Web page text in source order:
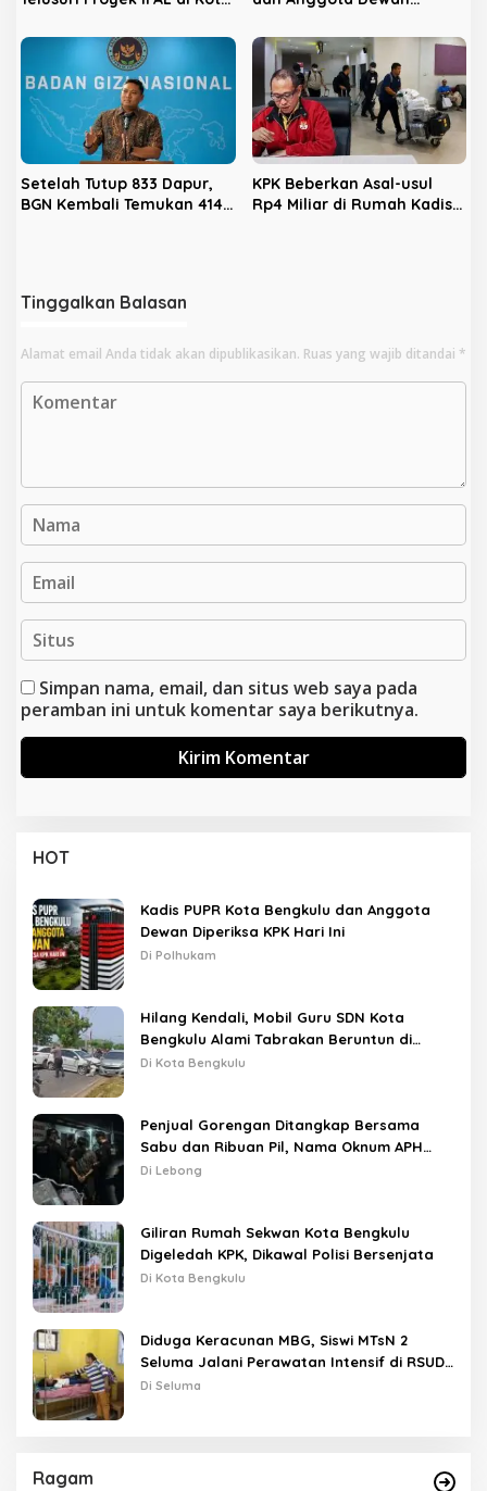
Setelah Tutup 833 Dapur,
BGN Kembali Temukan 414
KPK Beberkan Asal-usul
Rp4 Miliar di Rumah Kadis
Tinggalkan Balasan
Alamat email Anda tidak akan dipublikasikan. Ruas yang wajib ditandai *
Simpan nama, email, dan situs web saya pada
peramban ini untuk komentar saya berikutnya.
HOT
Kadis PUPR Kota Bengkulu dan Anggota
Dewan Diperiksa KPK Hari Ini
Di Polhukam
Hilang Kendali, Mobil Guru SDN Kota
Bengkulu Alami Tabrakan Beruntun di
Lampu Merah
Di Kota Bengkulu
Penjual Gorengan Ditangkap Bersama
Sabu dan Ribuan Pil, Nama Oknum APH
Disebut Saat Interogasi
Di Lebong
Giliran Rumah Sekwan Kota Bengkulu
Digeledah KPK, Dikawal Polisi Bersenjata
Di Kota Bengkulu
Diduga Keracunan MBG, Siswi MTsN 2
Seluma Jalani Perawatan Intensif di RSUD
Tais
Di Seluma
Ragam